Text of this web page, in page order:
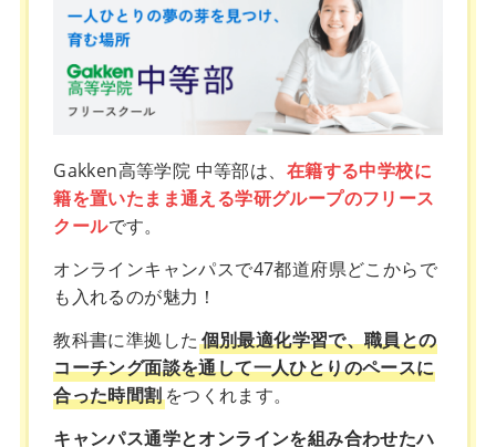
Gakken高等学院 中等部は、 在籍する中学校に
籍を置いたまま通える学研グループのフリース
クールです。
オンラインキャンパスで47都道府県どこからで
も入れるのが魅力！
教科書に準拠した 個別最適化学習で、職員との
コーチング面談を通して一人ひとりのペースに
合った時間割をつくれます。
キャンパス通学とオンラインを組み合わせたハ